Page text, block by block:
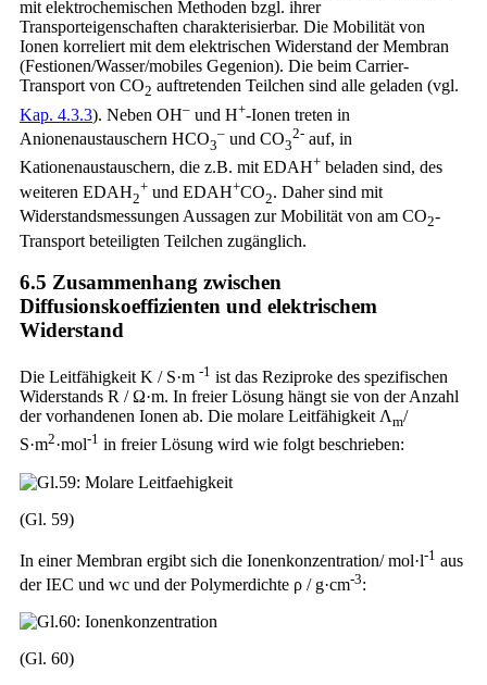
mit elektrochemischen Methoden bzgl. ihrer
Transporteigenschaften charakterisierbar. Die Mobilität von
Ionen korreliert mit dem elektrischen Widerstand der Membran
(Festionen/Wasser/mobiles Gegenion). Die beim Carrier-
Transport von CO2 auftretenden Teilchen sind alle geladen (vgl.
Kap. 4.3.3). Neben OH– und H+-Ionen treten in
Anionenaustauschern HCO3
– und CO3
2- auf, in
Kationenaustauschern, die z.B. mit EDAH+ beladen sind, des
weiteren EDAH2
+ und EDAH+CO2. Daher sind mit
Widerstandsmessungen Aussagen zur Mobilität von am CO2-
Transport beteiligten Teilchen zugänglich.
6.5 Zusammenhang zwischen
Diffusionskoeffizienten und elektrischem
Widerstand
Die Leitfähigkeit Κ / S·m -1 ist das Reziproke des spezifischen
Widerstands R / Ω·m. In freier Lösung hängt sie von der Anzahl
der vorhandenen Ionen ab. Die molare Leitfähigkeit Λm/
S·m2·mol-1 in freier Lösung wird wie folgt beschrieben:
(Gl. 59)
In einer Membran ergibt sich die Ionenkonzentration/ mol·l-1 aus
der IEC und wc und der Polymerdichte ρ / g·cm-3:
(Gl. 60)